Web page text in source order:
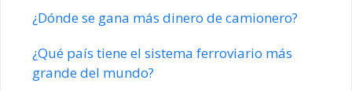
¿Dónde se gana más dinero de camionero?
¿Qué país tiene el sistema ferroviario más
grande del mundo?